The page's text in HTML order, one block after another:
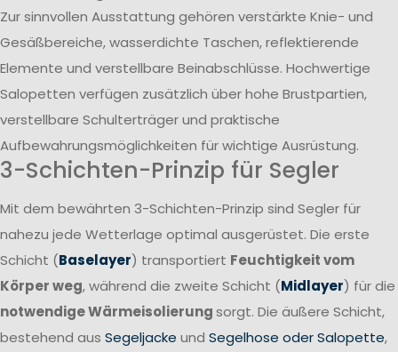
Zur sinnvollen Ausstattung gehören verstärkte Knie- und
Gesäßbereiche, wasserdichte Taschen, reflektierende
Elemente und verstellbare Beinabschlüsse. Hochwertige
Salopetten verfügen zusätzlich über hohe Brustpartien,
verstellbare Schulterträger und praktische
Aufbewahrungsmöglichkeiten für wichtige Ausrüstung.
3-Schichten-Prinzip für Segler
Mit dem bewährten 3-Schichten-Prinzip sind Segler für
nahezu jede Wetterlage optimal ausgerüstet. Die erste
Schicht (Baselayer) transportiert Feuchtigkeit vom
Körper weg, während die zweite Schicht (Midlayer) für die
notwendige Wärmeisolierungsorgt. Die äußere Schicht,
bestehend aus Segeljacke und Segelhose oder Salopette,